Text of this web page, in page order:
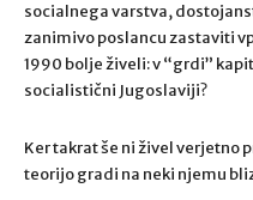
socialnega varstva,
zanimivo poslancu zastaviti
1990 bolje živeli: v “grdi”
socialistični Jugoslaviji?
Ker takrat še ni živel verjetno
teorijo gradi na neki njemu